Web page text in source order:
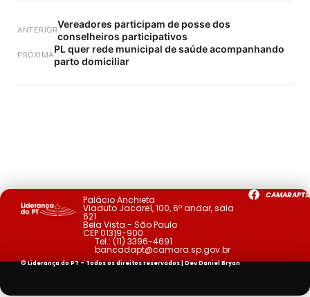
ANTERIORVereadores participam de posse dos
conselheiros participativos
PRÓXIMAPL quer rede municipal de saúde acompanhando
parto domiciliar
Palácio Anchieta
Viaduto Jacareí, 100, 6º andar, sala
621
Bela Vista - São Paulo
CEP 01319-900
Tel.: (11) 3396-4691
bancadapt@camara.sp.gov.br
© Liderança do PT - Todos os direitos reservados | DevDaniel Bryan